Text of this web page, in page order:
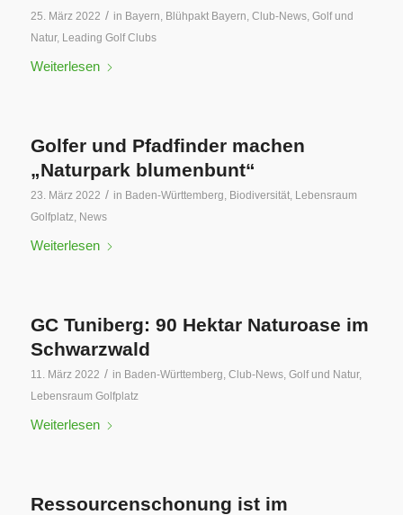
25. März 2022 / in Bayern, Blühpakt Bayern, Club-News, Golf und
Natur, Leading Golf Clubs
Weiterlesen
Golfer und Pfadfinder machen
„Naturpark blumenbunt“
23. März 2022 / in Baden-Württemberg, Biodiversität, Lebensraum
Golfplatz, News
Weiterlesen
GC Tuniberg: 90 Hektar Naturoase im
Schwarzwald
11. März 2022 / in Baden-Württemberg, Club-News, Golf und Natur,
Lebensraum Golfplatz
Weiterlesen
Ressourcenschonung ist im